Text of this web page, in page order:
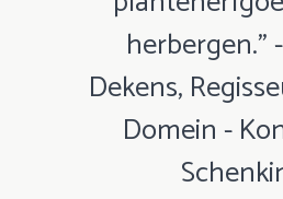
herbergen.”
Dekens,
Domein -